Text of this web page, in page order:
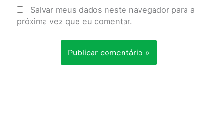
Salvar meus dados neste navegador para a
próxima vez que eu comentar.